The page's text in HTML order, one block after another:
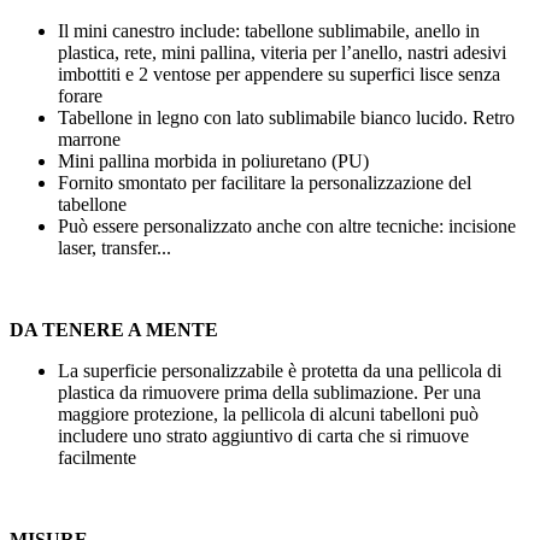
Il mini canestro include: tabellone sublimabile, anello in
plastica, rete, mini pallina, viteria per l’anello, nastri adesivi
imbottiti e 2 ventose per appendere su superfici lisce senza
forare
Tabellone in legno con lato sublimabile bianco lucido. Retro
marrone
Mini pallina morbida in poliuretano (PU)
Fornito smontato per facilitare la personalizzazione del
tabellone
Può essere personalizzato anche con altre tecniche: incisione
laser, transfer...
DA TENERE A MENTE
La superficie personalizzabile è protetta da una pellicola di
plastica da rimuovere prima della sublimazione. Per una
maggiore protezione, la pellicola di alcuni tabelloni può
includere uno strato aggiuntivo di carta che si rimuove
facilmente